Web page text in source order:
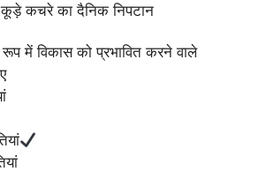
कूड़े कचरे का दैनिक निपटान
रूप में विकास को प्रभावित करने वाले